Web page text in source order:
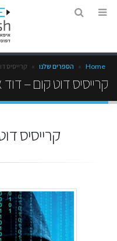
Home
» הספרים שלנו » קרייסיס
קרייסיס דוט קום –
קרייסיס